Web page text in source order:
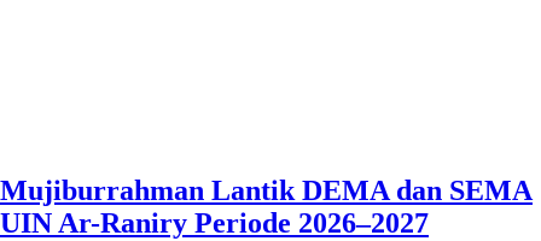
Mujiburrahman Lantik DEMA dan SEMA
UIN Ar-Raniry Periode 2026–2027